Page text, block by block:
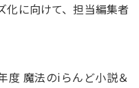
化に向けて、担当編集者
度 魔法のiらんど小説＆